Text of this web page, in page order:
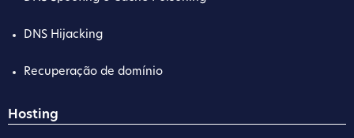
DNS Hijacking
Recuperação de domínio
Hosting